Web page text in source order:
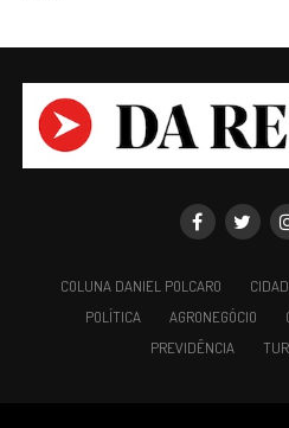
COLUNA DANIEL POLCARO
POLÍTICA
AGRONEGÓCIO
PREVIDÊNCIA